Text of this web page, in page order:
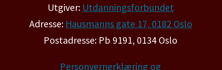
Utgiver: Utdanningsforbundet
Adresse: Hausmanns gate 17, 0182 Oslo
Postadresse: Pb 9191, 0134 Oslo
Personvernerklæring og